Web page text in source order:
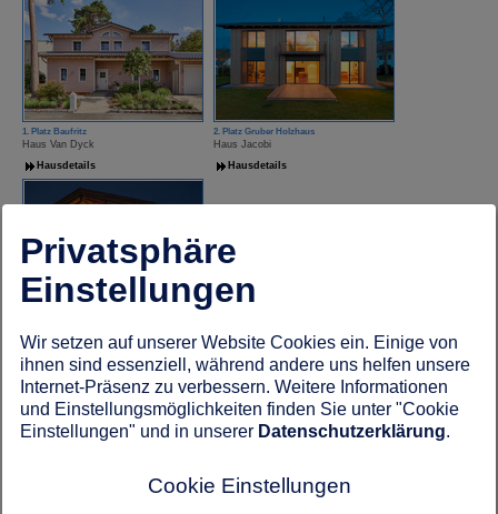
1. Platz Baufritz
Haus Van Dyck
Hausdetails
2. Platz Gruber Holzhaus
Haus Jacobi
Hausdetails
Chalet Tirolia
Hausdetails
Gewinner in der Kategorie Premiumhäuser
Privatsphäre
Einstellungen
Wir setzen auf unserer Website Cookies ein. Einige von
ihnen sind essenziell, während andere uns helfen unsere
Internet-Präsenz zu verbessern. Weitere Informationen
und Einstellungsmöglichkeiten finden Sie unter "Cookie
Einstellungen" und in unserer Datenschutzerklärung.
Cookie Einstellungen